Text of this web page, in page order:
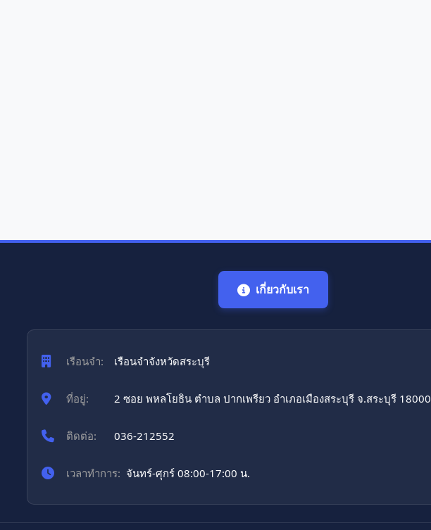
เกี่ยวกับเรา
เรือนจำ: เรือนจำจังหวัดสระบุรี
ที่อยู่: 2 ซอย พหลโยธิน ตำบล ปากเพรียว อำเภอเมืองสระบุรี จ.สระบุรี 18000
ติดต่อ: 036-212552
เวลาทำการ: จันทร์-ศุกร์ 08:00-17:00 น.